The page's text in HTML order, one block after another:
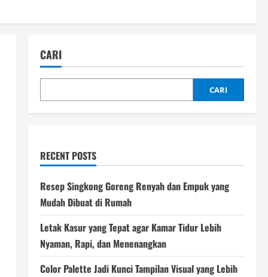
CARI
CARI
RECENT POSTS
Resep Singkong Goreng Renyah dan Empuk yang
Mudah Dibuat di Rumah
Letak Kasur yang Tepat agar Kamar Tidur Lebih
Nyaman, Rapi, dan Menenangkan
Color Palette Jadi Kunci Tampilan Visual yang Lebih